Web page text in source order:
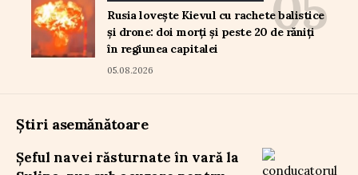
Rusia lovește Kievul cu rachete balistice
și drone: doi morți și peste 20 de răniți
în regiunea capitalei
05.08.2026
Știri asemănătoare
Șeful navei răsturnate în vară la